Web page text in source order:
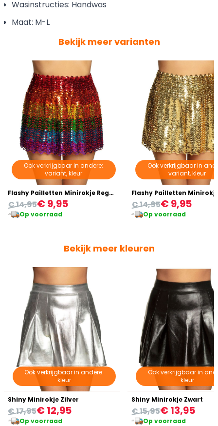
Wasinstructies: Handwas
Maat: M-L
Bekijk meer varianten
Ook verkrijgbaar in andere:
variant, kleur
Flashy Pailletten Minirokje Regenboog
€ 9,95
€ 14,95
Op voorraad
Ook verkrijgbaar in
variant, kleur
Flashy Pailletten
€ 9,95
€ 14,95
Op voorraad
Bekijk meer kleuren
Ook verkrijgbaar in andere:
kleur
Shiny Minirokje Zilver
€ 12,95
€ 17,95
Op voorraad
Ook verkrijgbaar in
kleur
Shiny Minirokje Zwart
€ 13,95
€ 15,95
Op voorraad